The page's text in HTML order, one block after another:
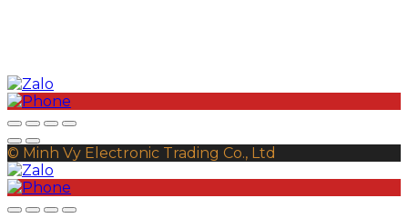
© Minh Vy Electronic Trading Co., Ltd